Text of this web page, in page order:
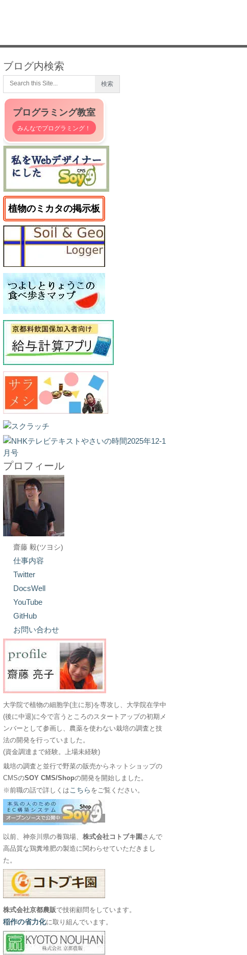
ブログ内検索
プログラミング教室
みんなでプログラミング！
植物のミカタの掲示板
プロフィール
齋藤 毅(ツヨシ)
仕事内容
Twitter
DocsWell
YouTube
GitHub
お問い合わせ
大学院で植物の細胞学(主に形)を専攻し、大学院在学中
(後に中退)に今で言うところのスタートアップの初期メ
ンバーとして参画し、農薬を使わない栽培の調査と技
法の開発を行っていました。
(資金調達まで経験。上場未経験)
栽培の調査と並行で野菜の販売からネットショップの
CMSのSOY CMS/Shopの開発を開始しました。
※前職の話で詳しくは こちら をご覧ください。
以前、神奈川県の養鶏場、株式会社コトブキ園 さんで
高品質な鶏糞堆肥の製造に関わらせていただきまし
た。
株式会社京都農販で技術顧問をしています。
稲作の省力化に取り組んでいます。